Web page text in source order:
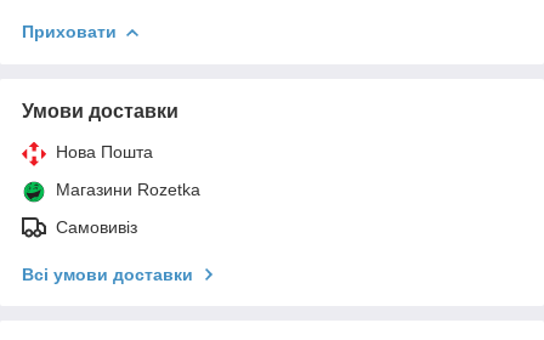
Приховати
Умови доставки
Нова Пошта
Магазини Rozetka
Самовивіз
Всі умови доставки